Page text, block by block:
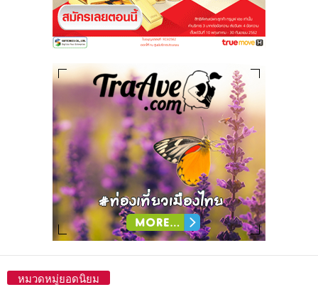
หมวดหมู่ยอดนิยม